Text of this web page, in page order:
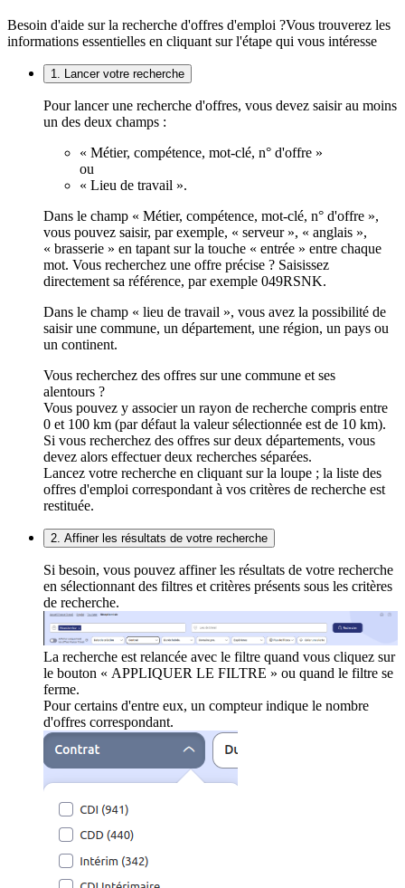
Besoin d'aide sur la recherche d'offres d'emploi ?Vous trouverez les
informations essentielles en cliquant sur l'étape qui vous intéresse
1. Lancer votre recherche
Pour lancer une recherche d'offres, vous devez saisir au moins
un des deux champs :
« Métier, compétence, mot-clé, n° d'offre »
ou
« Lieu de travail ».
Dans le champ « Métier, compétence, mot-clé, n° d'offre »,
vous pouvez saisir, par exemple, « serveur », « anglais »,
« brasserie » en tapant sur la touche « entrée » entre chaque
mot. Vous recherchez une offre précise ? Saisissez
directement sa référence, par exemple 049RSNK.
Dans le champ « lieu de travail », vous avez la possibilité de
saisir une commune, un département, une région, un pays ou
un continent.
Vous recherchez des offres sur une commune et ses
alentours ?
Vous pouvez y associer un rayon de recherche compris entre
0 et 100 km (par défaut la valeur sélectionnée est de 10 km).
Si vous recherchez des offres sur deux départements, vous
devez alors effectuer deux recherches séparées.
Lancez votre recherche en cliquant sur la loupe ; la liste des
offres d'emploi correspondant à vos critères de recherche est
restituée.
2. Affiner les résultats de votre recherche
Si besoin, vous pouvez affiner les résultats de votre recherche
en sélectionnant des filtres et critères présents sous les critères
de recherche.
La recherche est relancée avec le filtre quand vous cliquez sur
le bouton « APPLIQUER LE FILTRE » ou quand le filtre se
ferme.
Pour certains d'entre eux, un compteur indique le nombre
d'offres correspondant.